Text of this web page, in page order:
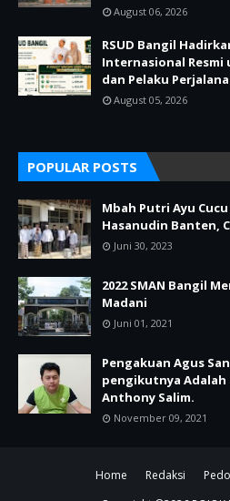
August 06, 2026
RSUD Bangil
Internasional Resmi
dan Pelaku
August 05, 2026
POPULAR POSTS
Mbah Putri Ayu
Hasanudin Banten,
Juni 30, 2023
2022 SMAN Bangil
Madani
Juni 01, 2021
Pengakuan Agus
pengikutnya Adalah
Anthony Salim.
November 09, 2021
Home Redaksi